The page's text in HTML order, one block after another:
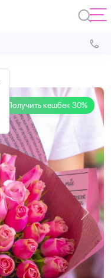
Получить кешбек 30%